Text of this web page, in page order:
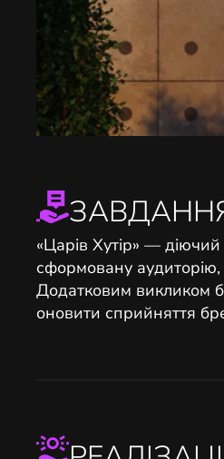
«Царів Хутір» —
сформовану аудиторію,
Додатковим викликом
оновити сприйняття